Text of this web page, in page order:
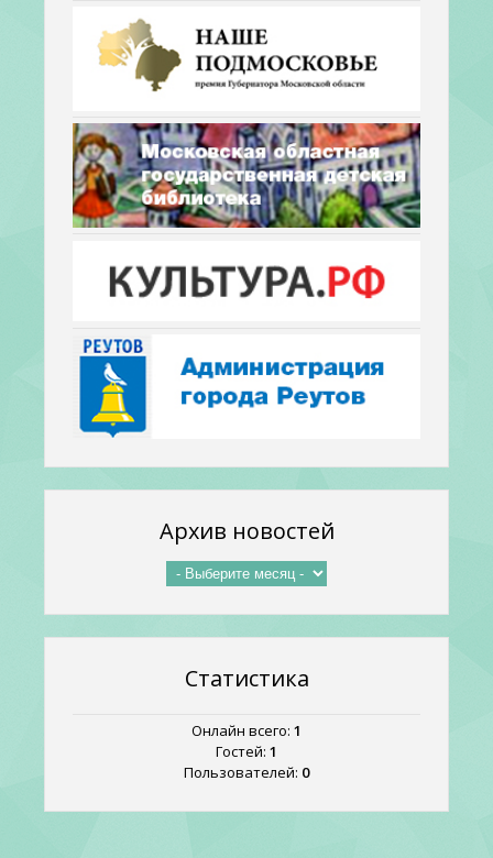
Архив новостей
Статистика
Онлайн всего: 1
Гостей: 1
Пользователей: 0